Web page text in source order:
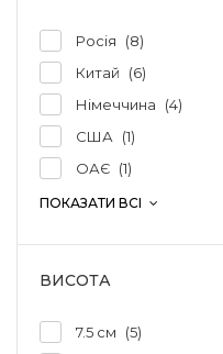
Китай
6
Німеччина
4
ОАЄ 1
Росія 8
США 1
ПОКАЗАТИ ВСІ
ВИСОТА
7.5 см 5